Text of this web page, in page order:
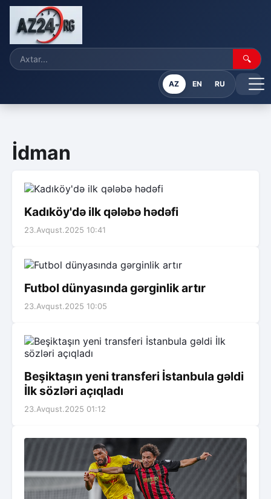
🔍
AZ EN RU
İdman
Kadıköy'də ilk qələbə hədəfi
23.Avqust.2025 10:41
Futbol dünyasında gərginlik artır
23.Avqust.2025 10:05
Beşiktaşın yeni transferi İstanbula gəldi
İlk sözləri açıqladı
23.Avqust.2025 01:12